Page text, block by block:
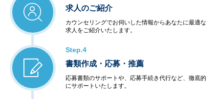
求人のご紹介
カウンセリングでお伺いした情報からあなたに最適な
求人をご紹介いたします。
Step.4
書類作成・応募・推薦
応募書類のサポートや、応募手続き代行など、徹底的
にサポートいたします。